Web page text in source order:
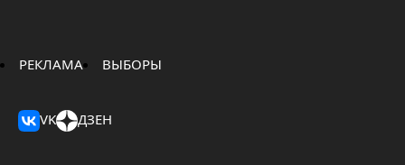
РЕКЛАМА ВЫБОРЫ
VK ДЗЕН